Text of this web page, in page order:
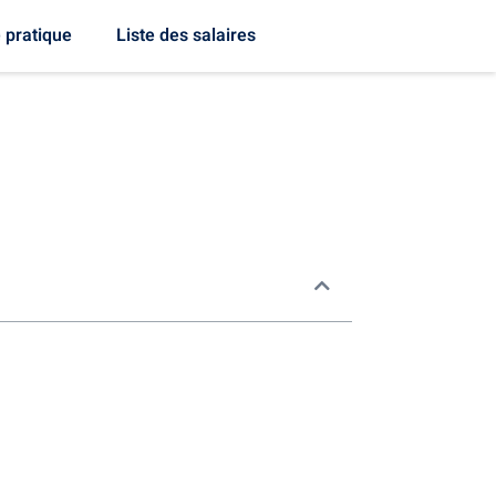
pratique Liste des salaires